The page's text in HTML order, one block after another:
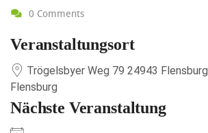
0 Comments
Veranstaltungsort
Trögelsbyer Weg 79 24943 Flensburg
Flensburg
Nächste Veranstaltung